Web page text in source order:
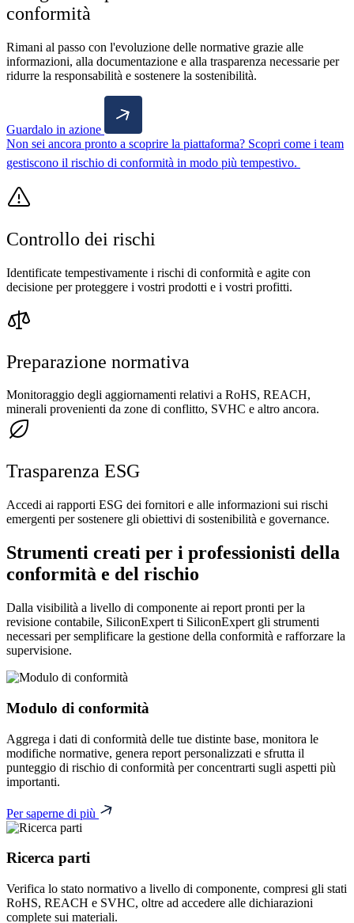
conformità
Rimani al passo con l'evoluzione delle normative grazie alle
informazioni, alla documentazione e alla trasparenza necessarie per
ridurre la responsabilità e sostenere la sostenibilità.
Guardalo in azione
Non sei ancora pronto a scoprire la piattaforma? Scopri come i team
gestiscono il rischio di conformità in modo più tempestivo.
Controllo dei rischi
Identificate tempestivamente i rischi di conformità e agite con
decisione per proteggere i vostri prodotti e i vostri profitti.
Preparazione normativa
Monitoraggio degli aggiornamenti relativi a RoHS, REACH,
minerali provenienti da zone di conflitto, SVHC e altro ancora.
Trasparenza ESG
Accedi ai rapporti ESG dei fornitori e alle informazioni sui rischi
emergenti per sostenere gli obiettivi di sostenibilità e governance.
Strumenti creati per i professionisti della
conformità e del rischio
Dalla visibilità a livello di componente ai report pronti per la
revisione contabile, SiliconExpert ti SiliconExpert gli strumenti
necessari per semplificare la gestione della conformità e rafforzare la
supervisione.
Modulo di conformità
Aggrega i dati di conformità delle tue distinte base, monitora le
modifiche normative, genera report personalizzati e sfrutta il
punteggio di rischio di conformità per concentrarti sugli aspetti più
importanti.
Per saperne di più
Ricerca parti
Verifica lo stato normativo a livello di componente, compresi gli stati
RoHS, REACH e SVHC, oltre ad accedere alle dichiarazioni
complete sui materiali.